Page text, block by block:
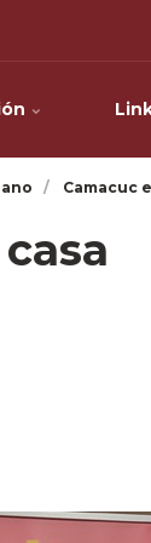
Camacuc